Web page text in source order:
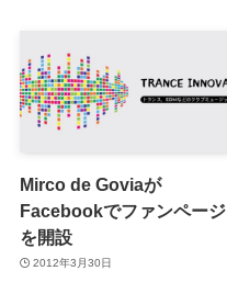
Mirco de Goviaが
Facebookでファンページ
を開設
2012年3月30日